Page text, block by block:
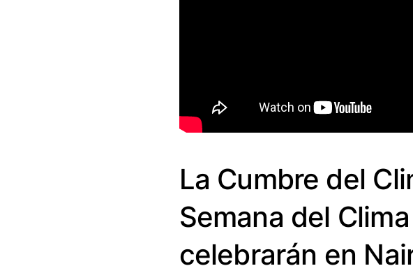
La Cumbre del
Semana del
celebrarán en